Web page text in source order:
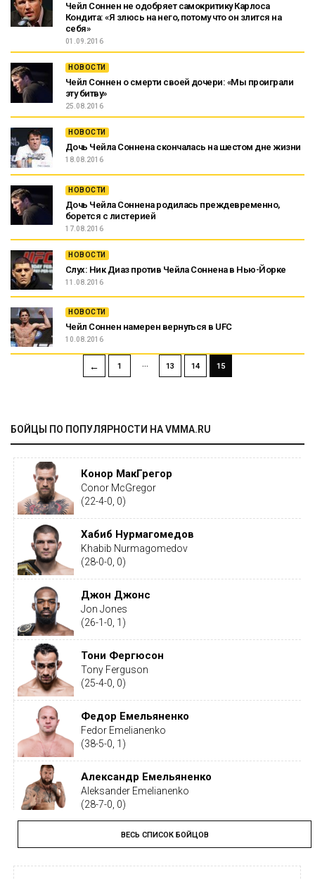
Чейл Соннен не одобряет самокритику Карлоса
Кондита: «Я злюсь на него, потому что он злится на
себя»
01.09.2016
НОВОСТИ
Чейл Соннен о смерти своей дочери: «Мы проиграли
эту битву»
25.08.2016
НОВОСТИ
Дочь Чейла Соннена скончалась на шестом дне жизни
18.08.2016
НОВОСТИ
Дочь Чейла Соннена родилась преждевременно,
борется с листерией
17.08.2016
НОВОСТИ
Слух: Ник Диаз против Чейла Соннена в Нью-Йорке
11.08.2016
НОВОСТИ
Чейл Соннен намерен вернуться в UFC
10.08.2016
← 1 … 13 14 15
БОЙЦЫ ПО ПОПУЛЯРНОСТИ НА VMMA.RU
Конор МакГрегор
Conor McGregor
(22-4-0, 0)
Хабиб Нурмагомедов
Khabib Nurmagomedov
(28-0-0, 0)
Джон Джонс
Jon Jones
(26-1-0, 1)
Тони Фергюсон
Tony Ferguson
(25-4-0, 0)
Федор Емельяненко
Fedor Emelianenko
(38-5-0, 1)
Александр Емельяненко
Aleksander Emelianenko
(28-7-0, 0)
Тайрон Вудли
Tyron Woodley
(19-5-1, 0)
ВЕСЬ СПИСОК БОЙЦОВ